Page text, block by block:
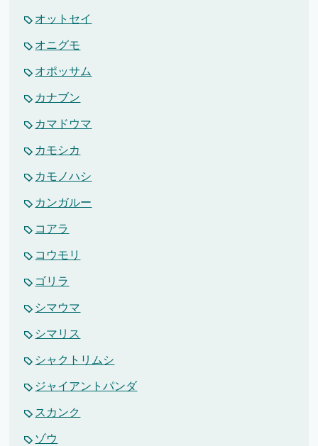
オットセイ
オニグモ
オポッサム
カナブン
カマドウマ
カモシカ
カモノハシ
カンガルー
コアラ
コウモリ
ゴリラ
シマウマ
シマリス
シャクトリムシ
ジャイアントパンダ
スカンク
ゾウ